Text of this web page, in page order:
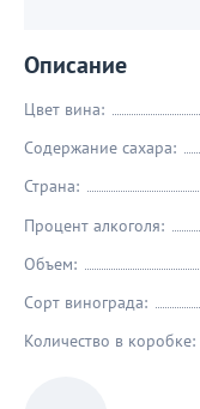
Описание
Цвет вина:
Содержание сахара:
Страна:
Процент алкоголя:
Объем:
Сорт винограда:
Количество в коробке: